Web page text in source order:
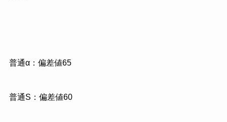
普通α：偏差値65
普通S：偏差値60